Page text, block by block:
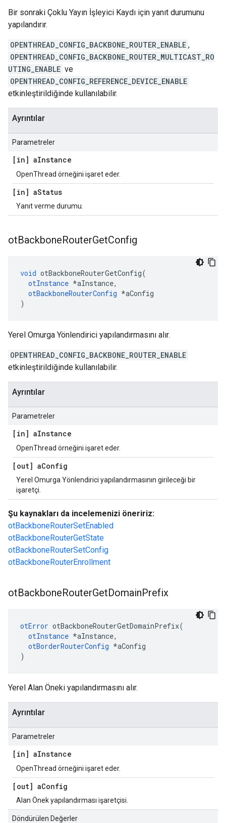
Bir sonraki Çoklu Yayın İşleyici Kaydı için yanıt durumunu
yapılandırır.
OPENTHREAD_CONFIG_BACKBONE_ROUTER_ENABLE ,
OPENTHREAD_CONFIG_BACKBONE_ROUTER_MULTICAST_RO
UTING_ENABLE ve
OPENTHREAD_CONFIG_REFERENCE_DEVICE_ENABLE
etkinleştirildiğinde kullanılabilir.
Ayrıntılar
Parametreler
[in] aInstance
OpenThread örneğini işaret eder.
[in] aStatus
Yanıt verme durumu.
otBackboneRouterGetConfig
void otBackboneRouterGetConfig(
otInstance *aInstance,
otBackboneRouterConfig *aConfig
)
Yerel Omurga Yönlendirici yapılandırmasını alır.
OPENTHREAD_CONFIG_BACKBONE_ROUTER_ENABLE
etkinleştirildiğinde kullanılabilir.
Ayrıntılar
Parametreler
[in] aInstance
OpenThread örneğini işaret eder.
[out] aConfig
Yerel Omurga Yönlendirici yapılandırmasının girileceği bir
işaretçi.
Şu kaynakları da incelemenizi öneririz:
otBackboneRouterSetEnabled
otBackboneRouterGetState
otBackboneRouterSetConfig
otBackboneRouterEnrollment
otBackboneRouterGetDomainPrefix
otError otBackboneRouterGetDomainPrefix(
otInstance *aInstance,
otBorderRouterConfig *aConfig
)
Yerel Alan Öneki yapılandırmasını alır.
Ayrıntılar
Parametreler
[in] aInstance
OpenThread örneğini işaret eder.
[out] aConfig
Alan Önek yapılandırması işaretçisi.
Döndürülen Değerler